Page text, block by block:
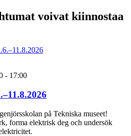
voivat kiinnostaa
- 17:00
på Tekniska museet!
forma elektrisk deg och undersök